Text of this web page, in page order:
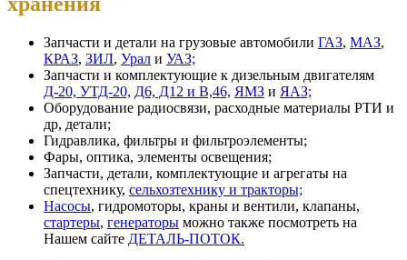
Запчасти и детали на грузовые автомобили ГАЗ, МАЗ,
КРАЗ, ЗИЛ, Урал и УАЗ;
Запчасти и комплектующие к дизельным двигателям
Д-20, УТД-20, Д6, Д12 и В,46, ЯМЗ и ЯАЗ;
Оборудование радиосвязи, расходные материалы РТИ и
др, детали;
Гидравлика, фильтры и фильтроэлементы;
Фары, оптика, элементы освещения;
Запчасти, детали, комплектующие и агрегаты на
спецтехнику, сельхозтехнику и тракторы;
Насосы, гидромоторы, краны и вентили, клапаны,
стартеры, генераторы можно также посмотреть на
Нашем сайте ДЕТАЛЬ-ПОТОК.